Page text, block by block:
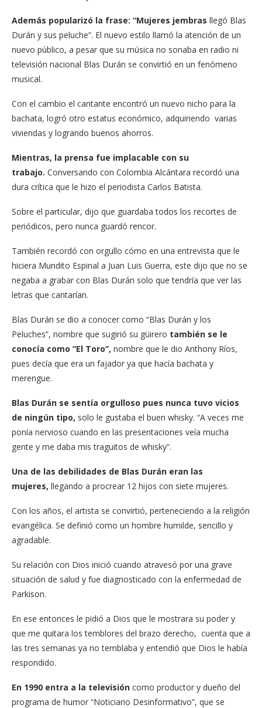
Además popularizó la frase: “Mujeres jembras llegó Blas
Durán y sus peluche”. El nuevo estilo llamó la atención de un
nuevo público, a pesar que su música no sonaba en radio ni
televisión nacional Blas Durán se convirtió en un fenómeno
musical.
Con el cambio el cantante encontró un nuevo nicho para la
bachata, logró otro estatus económico, adquiriendo varias
viviendas y logrando buenos ahorros.
Mientras, la prensa fue implacable con su
trabajo. Conversando con Colombia Alcántara recordó una
dura crítica que le hizo el periodista Carlos Batista.
Sobre el particular, dijo que guardaba todos los recortes de
periódicos, pero nunca guardó rencor.
También recordó con orgullo cómo en una entrevista que le
hiciera Mundito Espinal a Juan Luis Guerra, este dijo que no se
negaba a grabar con Blas Durán solo que tendría que ver las
letras que cantarían.
Blas Durán se dio a conocer como “Blas Durán y los
Peluches”, nombre que sugirió su güirero también se le
conocía como “El Toro”, nombre que le dio Anthony Ríos,
pues decía que era un fajador ya que hacía bachata y
merengue.
Blas Durán se sentía orgulloso pues nunca tuvo vicios
de ningún tipo, solo le gustaba el buen whisky. “A veces me
ponía nervioso cuando en las presentaciones veía mucha
gente y me daba mis traguitos de whisky”.
Una de las debilidades de Blas Durán eran las
mujeres, llegando a procrear 12 hijos con siete mujeres.
Con los años, el artista se convirtió, perteneciendo a la religión
evangélica. Se definió como un hombre humilde, sencillo y
agradable.
Su relación con Dios inició cuando atravesó por una grave
situación de salud y fue diagnosticado con la enfermedad de
Parkison.
En ese entonces le pidió a Dios que le mostrara su poder y
que me quitara los temblores del brazo derecho, cuenta que a
las tres semanas ya no temblaba y entendió que Dios le había
respondido.
En 1990 entra a la televisión como productor y dueño del
programa de humor “Noticiario Desinformativo”, que se